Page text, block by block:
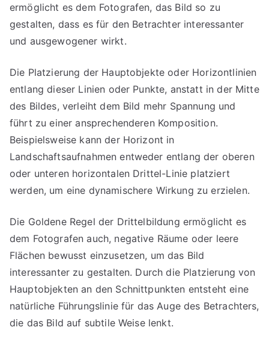
ermöglicht es dem Fotografen, das Bild so zu
gestalten, dass es für den Betrachter interessanter
und ausgewogener wirkt.
Die Platzierung der Hauptobjekte oder Horizontlinien
entlang dieser Linien oder Punkte, anstatt in der Mitte
des Bildes, verleiht dem Bild mehr Spannung und
führt zu einer ansprechenderen Komposition.
Beispielsweise kann der Horizont in
Landschaftsaufnahmen entweder entlang der oberen
oder unteren horizontalen Drittel-Linie platziert
werden, um eine dynamischere Wirkung zu erzielen.
Die Goldene Regel der Drittelbildung ermöglicht es
dem Fotografen auch, negative Räume oder leere
Flächen bewusst einzusetzen, um das Bild
interessanter zu gestalten. Durch die Platzierung von
Hauptobjekten an den Schnittpunkten entsteht eine
natürliche Führungslinie für das Auge des Betrachters,
die das Bild auf subtile Weise lenkt.